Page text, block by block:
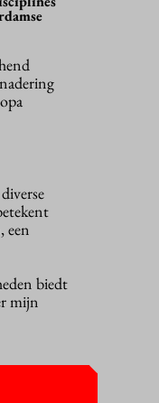
een
biedt
mijn
als